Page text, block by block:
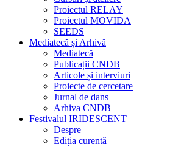
Proiectul RELAY
Proiectul MOVIDA
SEEDS
Mediatecă și Arhivă
Mediatecă
Publicații CNDB
Articole și interviuri
Proiecte de cercetare
Jurnal de dans
Arhiva CNDB
Festivalul IRIDESCENT
Despre
Ediția curentă